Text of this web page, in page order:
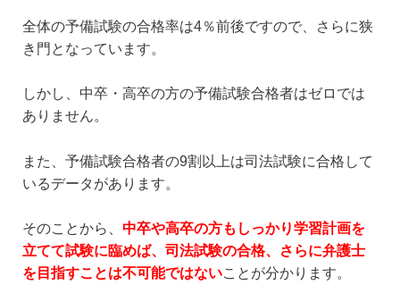
全体の予備試験の合格率は4％前後ですので、さらに狭
き門となっています。
しかし、中卒・高卒の方の予備試験合格者はゼロでは
ありません。
また、予備試験合格者の9割以上は司法試験に合格して
いるデータがあります。
そのことから、 中卒や高卒の方もしっかり学習計画を
立てて試験に臨めば、司法試験の合格、さらに弁護士
を目指すことは不可能ではないことが分かります。